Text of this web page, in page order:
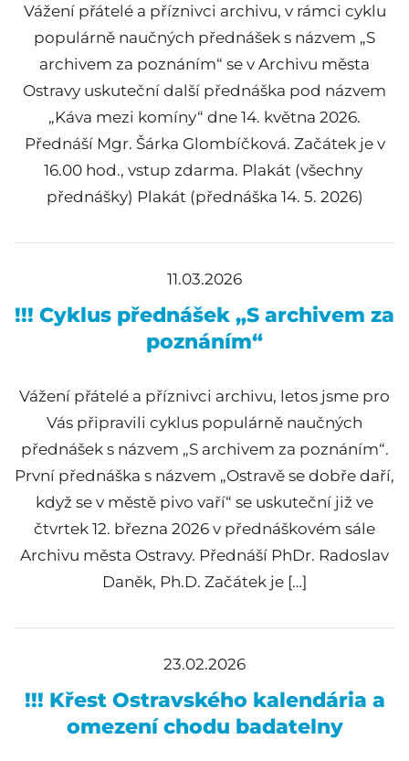
Vážení přátelé a příznivci archivu, v rámci cyklu
populárně naučných přednášek s názvem „S
archivem za poznáním“ se v Archivu města
Ostravy uskuteční další přednáška pod názvem
„Káva mezi komíny“ dne 14. května 2026.
Přednáší Mgr. Šárka Glombíčková. Začátek je v
16.00 hod., vstup zdarma. Plakát (všechny
přednášky) Plakát (přednáška 14. 5. 2026)
11.03.2026
!!! Cyklus přednášek „S archivem za
poznáním“
Vážení přátelé a příznivci archivu, letos jsme pro
Vás připravili cyklus populárně naučných
přednášek s názvem „S archivem za poznáním“.
První přednáška s názvem „Ostravě se dobře daří,
když se v městě pivo vaří“ se uskuteční již ve
čtvrtek 12. března 2026 v přednáškovém sále
Archivu města Ostravy. Přednáší PhDr. Radoslav
Daněk, Ph.D. Začátek je […]
23.02.2026
!!! Křest Ostravského kalendária a
omezení chodu badatelny